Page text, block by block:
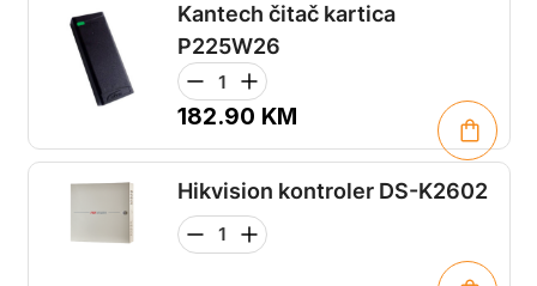
Kantech čitač kartica
P225W26
182.90 KM
Hikvision kontroler DS-K2602